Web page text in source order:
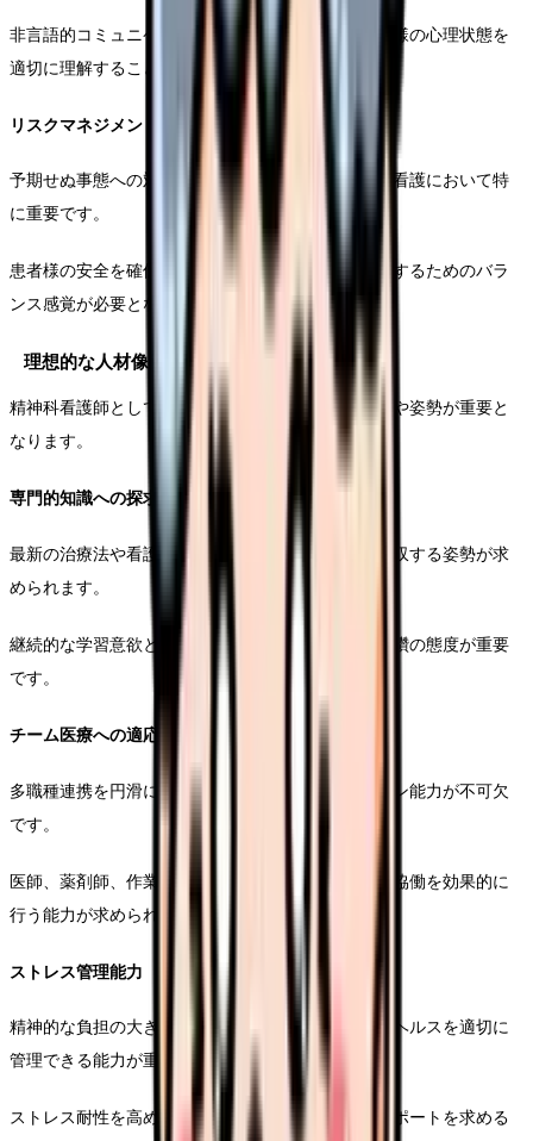
非言語的コミュニケーションにも注意を払い、患者様の心理状態を
適切に理解することが求められます。
リスクマネジメント能力
予期せぬ事態への対応力と、危機管理能力は精神科看護において特
に重要です。
患者様の安全を確保しながら、治療的な環境を維持するためのバラ
ンス感覚が必要となります。
理想的な人材像の明確化
精神科看護師として成功するためには、特定の資質や姿勢が重要と
なります。
専門的知識への探求心
最新の治療法や看護技術に関する知識を積極的に吸収する姿勢が求
められます。
継続的な学習意欲と、専門性を高めるための自己研鑽の態度が重要
です。
チーム医療への適応力
多職種連携を円滑に進めるためのコミュニケーション能力が不可欠
です。
医師、薬剤師、作業療法士など、様々な専門職との協働を効果的に
行う能力が求められます。
ストレス管理能力
精神的な負担の大きい環境下でも、自身のメンタルヘルスを適切に
管理できる能力が重要です。
ストレス耐性を高めながら、必要に応じて適切なサポートを求める